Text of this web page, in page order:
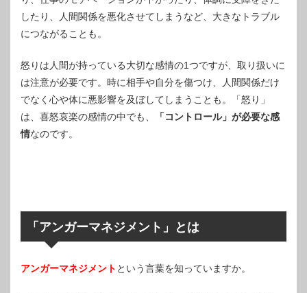
したり、人間関係を悪化させてしまうなど、大きなトラブル
につながることも。
怒りは人間が持っている大切な感情の1つですが、取り扱いに
は注意が必要です。時に相手や自分を傷つけ、人間関係だけ
でなく心や体に悪影響を及ぼしてしまうことも。「怒り」
は、喜怒哀楽の感情の中でも、
「コントロール」が必要な感
情なのです。
「アンガーマネジメント」とは
アンガーマネジメント という言葉を知っていますか。